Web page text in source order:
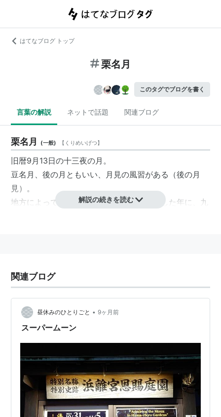
はてなブログ トップ
栗名月
このタグでブログを書く
言葉の解説 ネットで話題 関連ブログ
栗名月 (一般) 【 くりめいげつ】
旧暦9月13日の十三夜の月。
豆名月 、後の月ともいい、月見の風習がある（後の月
見）。
地方によっては、八月十五夜の名月を賞美した年に、九
解説の続きを読む
関連ブログ
昼休みのひとりごと • 9ヶ月前
スーパームーン